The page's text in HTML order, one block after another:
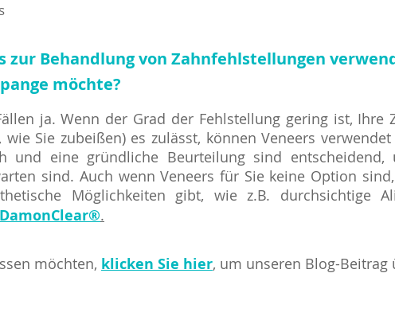
zur Behandlung von Zahnfehlstellungen
möchte?
ja. Wenn der Grad der Fehlstellung gering ist,
wie Sie zubeißen) es zulässt, können Veneers
und eine gründliche Beurteilung sind
sind. Auch wenn Veneers für Sie keine Option
Möglichkeiten gibt, wie z.B. durchsichtige
DamonClear®.
möchten, klicken Sie hier, um unseren Blog-Beitrag